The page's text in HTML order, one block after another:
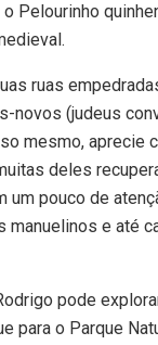
Pelourinho
ruas
novos (judeus
mesmo, aprecie
deles
um pouco de
manuelinos e até
pode
para o Parque